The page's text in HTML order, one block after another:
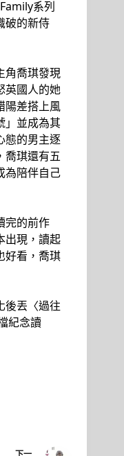
系列
破的新侍
角喬琪發現
英國人的她
陽差搭上風
」並成為其
態的男主逐
喬琪還有五
為陪伴自己
完的前作
出現，讀起
好看，喬琪
後丟〈過往
紀念讀